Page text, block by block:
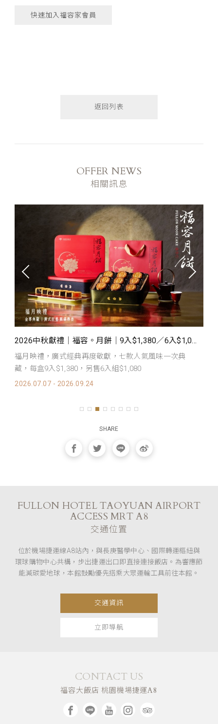
快速加入福容家會員
返回列表
OFFER NEWS
相關訊息
2026中秋獻禮｜福容。月餅｜9入$1,380／6入$1,080 預購登場
福月映禮，廣式經典再度敬獻，七款人氣風味一次典
藏，每盒9入$1,380，另售6入組$1,080
2026.07.07 - 2026.09.24
SHARE
FULLON HOTEL TAOYUAN AIRPORT
ACCESS MRT A8
交通位置
位於機場捷運線A8站內，與長庚醫學中心、國際轉運樞紐與
環球購物中心共構，步出捷運出口即直接連接飯店。為響應節
能減碳愛地球，本館鼓勵優先搭乘大眾運輸工具前往本館。
交通資訊
立即導航
CONTACT US
福容大飯店 桃園機場捷運A8